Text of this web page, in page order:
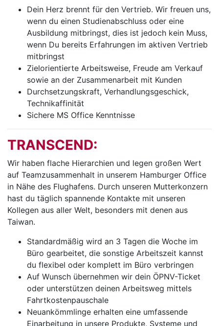
Dein Herz brennt für den Vertrieb. Wir freuen uns,
wenn du einen Studienabschluss oder eine
Ausbildung mitbringst, dies ist jedoch kein Muss,
wenn Du bereits Erfahrungen im aktiven Vertrieb
mitbringst
Zielorientierte Arbeitsweise, Freude am Verkauf
sowie an der Zusammenarbeit mit Kunden
Durchsetzungskraft, Verhandlungsgeschick,
Technikaffinität
Sichere MS Office Kenntnisse
TRANSCEND:
Wir haben flache Hierarchien und legen großen Wert
auf Teamzusammenhalt in unserem Hamburger Office
in Nähe des Flughafens. Durch unseren Mutterkonzern
hast du täglich spannende Kontakte mit unseren
Kollegen aus aller Welt, besonders mit denen aus
Taiwan.
Standardmäßig wird an 3 Tagen die Woche im
Büro gearbeitet, die sonstige Arbeitszeit kannst
du flexibel oder komplett im Büro verbringen
Auf Wunsch übernehmen wir dein ÖPNV-Ticket
oder unterstützen deinen Arbeitsweg mittels
Fahrtkostenpauschale
Neuankömmlinge erhalten eine umfassende
Einarbeitung in unsere Produkte, Systeme und